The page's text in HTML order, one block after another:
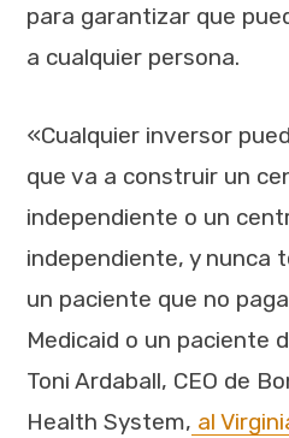
para garantizar que
a cualquier persona.
«Cualquier inversor
que va a construir un
independiente o un
independiente, y nunca
un paciente que no
Medicaid o un paciente
Toni Ardaball, CEO de
Health System, al